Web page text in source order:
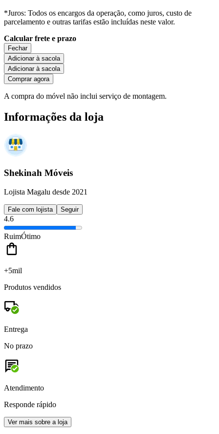
*Juros: Todos os encargos da operação, como juros, custo de
parcelamento e outras tarifas estão incluídas neste valor.
Calcular frete e prazo
Fechar
Adicionar à sacola
Adicionar à sacola
Comprar agora
A compra do móvel não inclui serviço de montagem.
Informações da loja
Shekinah Móveis
Lojista Magalu desde 2021
Fale com lojista Seguir
4.6
RuimÓtimo
+5mil
Produtos vendidos
Entrega
No prazo
Atendimento
Responde rápido
Ver mais sobre a loja